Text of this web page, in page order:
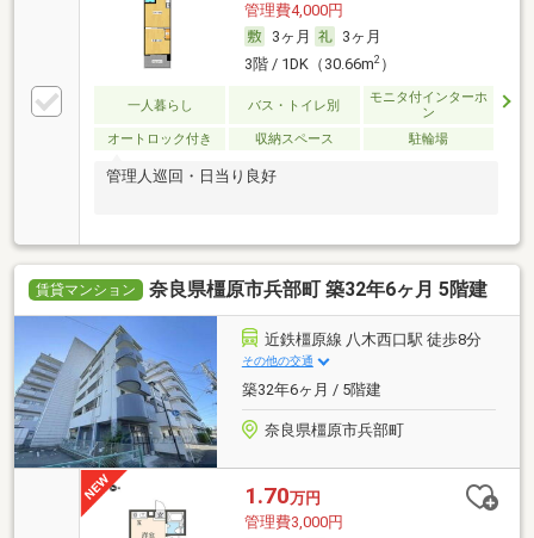
管理費4,000円
3ヶ月
3ヶ月
3階 / 1DK（30.66m2）
一人暮らし バス・トイレ別
モニタ付インターホ
ン
オートロック付き
収納スペース 駐輪場
管理人巡回・日当り良好
賃貸マンション 奈良県橿原市兵部町 築32年6ヶ月 5階建
近鉄橿原線 八木西口駅 徒歩8分
その他の交通
築32年6ヶ月 / 5階建
奈良県橿原市兵部町
1.70万円
管理費3,000円